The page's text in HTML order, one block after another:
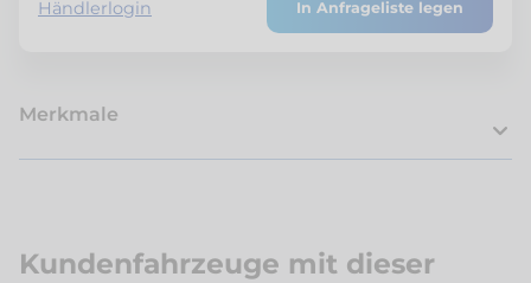
Händlerlogin In Anfrageliste legen
Merkmale
Kundenfahrzeuge mit dieser